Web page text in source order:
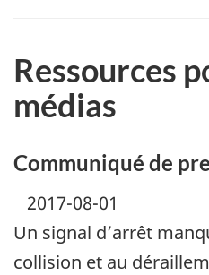
Ressources
médias
Communiqué de
2017-08-01
Un signal d’arrêt
collision et au